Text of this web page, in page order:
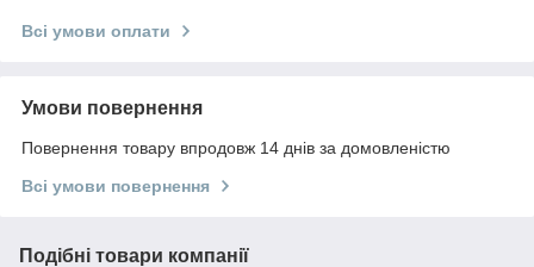
Всі умови оплати
Умови повернення
Повернення товару впродовж 14 днів за домовленістю
Всі умови повернення
Подібні товари компанії